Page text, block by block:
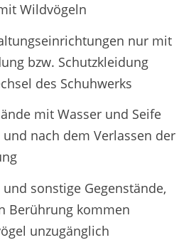
Wildvögeln
nur mit
bzw. Schutzkleidung
des Schuhwerks
mit Wasser und Seife
nach dem Verlassen der
sonstige Gegenstände,
Berührung kommen
unzugänglich